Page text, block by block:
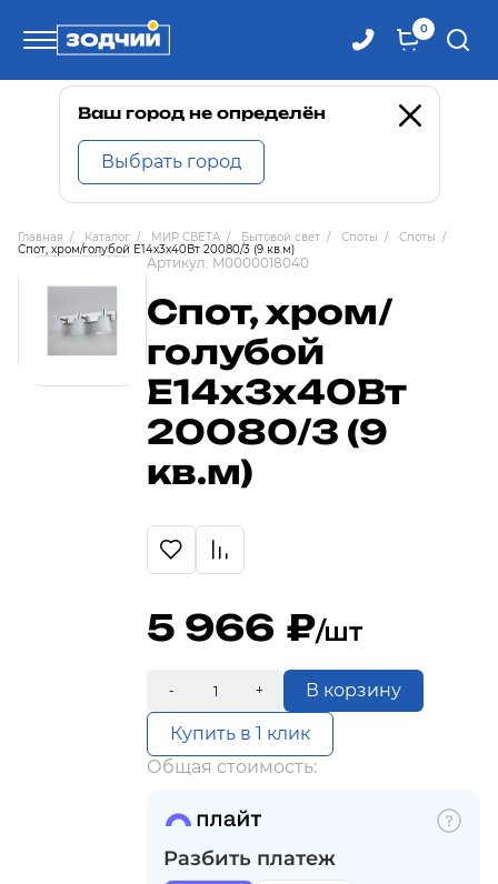
0
Телефоны
8 800 100-71-71
8 (4242) 30-00-27
8 (4242) 30-00-72
Ваш город не определён
Выбрать город
Главная / Каталог / МИР СВЕТА / Бытовой свет / Споты / Споты /
Спот, хром/голубой Е14х3х40Вт 20080/3 (9 кв.м)
Артикул: M0000018040
Спот, хром/
голубой
Е14х3х40Вт
20080/3 (9
кв.м)
5 966 /шт
- + В корзину
Купить в 1 клик
Общая стоимость:
Разбить платеж